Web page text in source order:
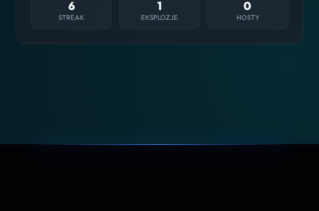
6
STREAK
1
EKSPLOZJE
0
HOSTY